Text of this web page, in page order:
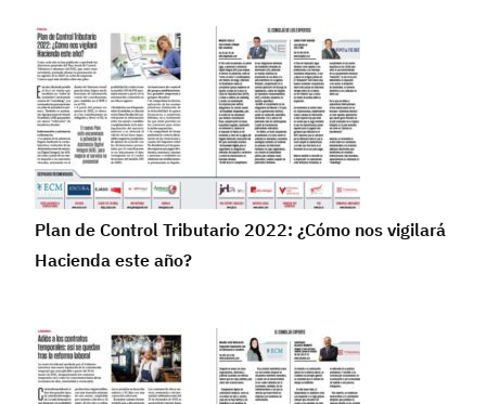
Plan de Control Tributario 2022: ¿Cómo nos vigilará
Hacienda este año?